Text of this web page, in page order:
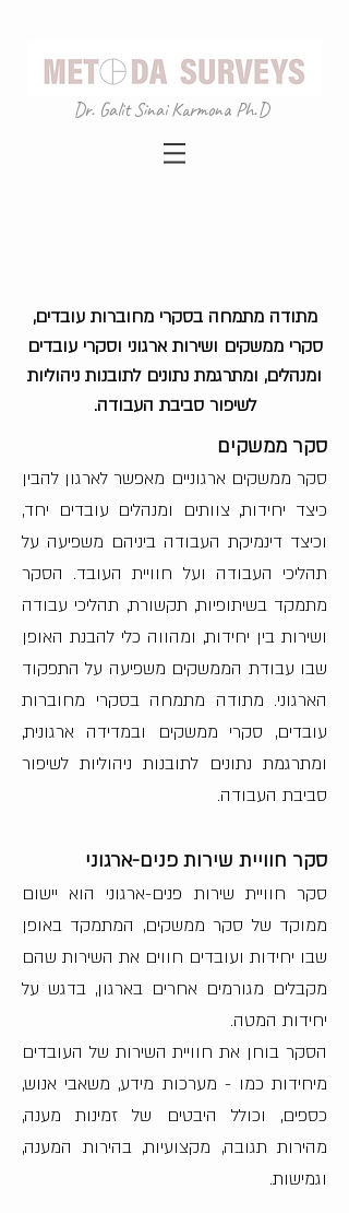
Dr. Galit Sinai Karmona Ph.D
מתודה מתמחה בסקרי מחוברות עובדים,
סקרי ממשקים ושירות ארגוני וסקרי עובדים
ומנהלים, ומתרגמת נתונים לתובנות ניהוליות
לשיפור סביבת העבודה.
סקר ממשקים
סקר ממשקים ארגוניים מאפשר לארגון להבין
כיצד יחידות, צוותים ומנהלים עובדים יחד,
וכיצד דינמיקת העבודה ביניהם משפיעה על
תהליכי העבודה ועל חוויית העובד. הסקר
מתמקד בשיתופיות, תקשורת, תהליכי עבודה
ושירות בין יחידות, ומהווה כלי להבנת האופן
שבו עבודת הממשקים משפיעה על התפקוד
הארגוני. מתודה מתמחה בסקרי מחוברות
עובדים, סקרי ממשקים ובמדידה ארגונית,
ומתרגמת נתונים לתובנות ניהוליות לשיפור
סביבת העבודה.
סקר חוויית שירות פנים-ארגוני
סקר חוויית שירות פנים-ארגוני הוא יישום
ממוקד של סקר ממשקים, המתמקד באופן
שבו יחידות ועובדים חווים את השירות שהם
מקבלים מגורמים אחרים בארגון, בדגש על
יחידות המטה.
הסקר בוחן את חוויית השירות של העובדים
מיחידות כמו - מערכות מידע, משאבי אנוש,
כספים, וכולל היבטים של זמינות מענה,
מהירות תגובה, מקצועיות, בהירות המענה,
וגמישות.